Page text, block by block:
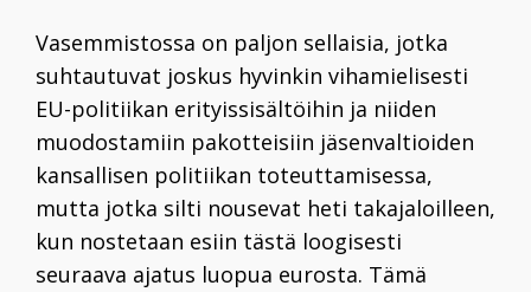
Vasemmistossa on paljon sellaisia, jotka
suhtautuvat joskus hyvinkin vihamielisesti
EU-politiikan erityissisältöihin ja niiden
muodostamiin pakotteisiin jäsenvaltioiden
kansallisen politiikan toteuttamisessa,
mutta jotka silti nousevat heti takajaloilleen,
kun nostetaan esiin tästä loogisesti
seuraava ajatus luopua eurosta. Tämä